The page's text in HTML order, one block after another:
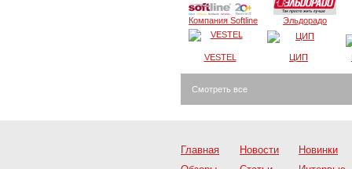
Компания Softline Эльдорадо
VESTEL ЦИП
Смотреть все
Главная Новости
Новинки